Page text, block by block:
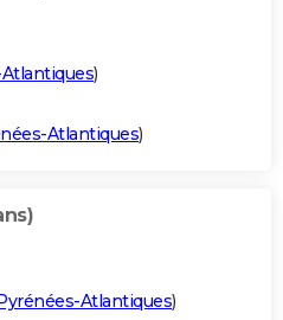
)
Atlantiques)
Atlantiques)